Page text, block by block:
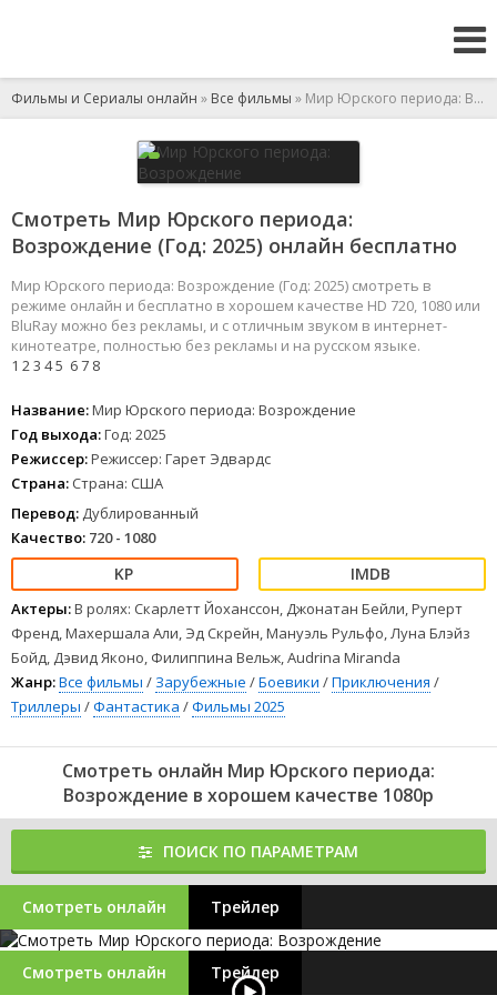
Фильмы и Сериалы онлайн » Все фильмы » Мир Юрского периода: Возрождение
Смотреть Мир Юрского периода:
Возрождение (Год: 2025) онлайн бесплатно
Мир Юрского периода: Возрождение (Год: 2025) смотреть в
режиме онлайн и бесплатно в хорошем качестве HD 720, 1080 или
BluRay можно без рекламы, и с отличным звуком в интернет-
кинотеатре, полностью без рекламы и на русском языке.
1 23 45 67 8
Название:Мир Юрского периода: Возрождение
Год выхода:Год: 2025
Режиссер:Режиссер: Гарет Эдвардс
Страна: Страна: США
Перевод: Дублированный
Качество: 720 - 1080
Актеры:В ролях: Скарлетт Йоханссон, Джонатан Бейли, Руперт
Френд, Махершала Али, Эд Скрейн, Мануэль Рульфо, Луна Блэйз
Бойд, Дэвид Яконо, Филиппина Вельж, Audrina Miranda
Жанр:Все фильмы / Зарубежные /Боевики /Приключения /
Триллеры /Фантастика /Фильмы 2025
Смотреть онлайн Мир Юрского периода:
Возрождение в хорошем качестве 1080p
ПОИСК ПО ПАРАМЕТРАМ
Смотреть онлайн Трейлер
Смотреть онлайн Трейлер